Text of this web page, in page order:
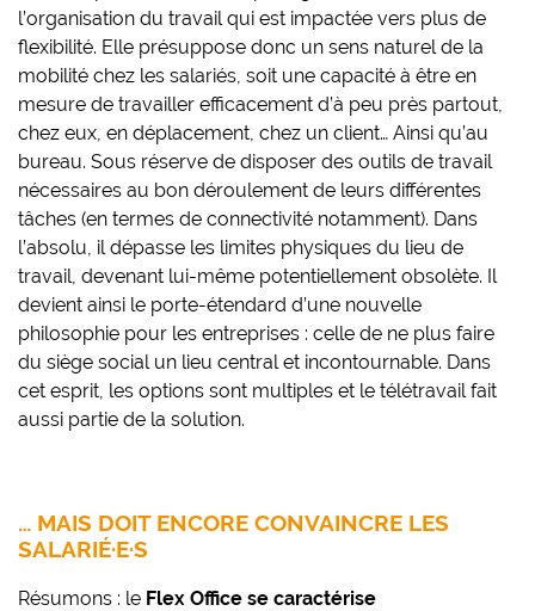
l’organisation du travail qui est impactée vers plus de
flexibilité. Elle présuppose donc un sens naturel de la
mobilité chez les salariés, soit une capacité à être en
mesure de travailler efficacement d’à peu près partout,
chez eux, en déplacement, chez un client… Ainsi qu’au
bureau. Sous réserve de disposer des outils de travail
nécessaires au bon déroulement de leurs différentes
tâches (en termes de connectivité notamment). Dans
l’absolu, il dépasse les limites physiques du lieu de
travail, devenant lui-même potentiellement obsolète. Il
devient ainsi le porte-étendard d’une nouvelle
philosophie pour les entreprises : celle de ne plus faire
du siège social un lieu central et incontournable. Dans
cet esprit, les options sont multiples et le télétravail fait
aussi partie de la solution.
… MAIS DOIT ENCORE CONVAINCRE LES
SALARIÉ·E·S
Résumons : le Flex Office se caractérise